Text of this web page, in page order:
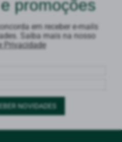
promoções
em receber e-mails
Saiba mais na nosso
Privacidade
NOVIDADES